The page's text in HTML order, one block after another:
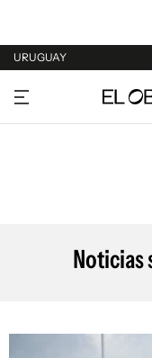
URUGUAY
URUGUAY
ARGENTINA
Noticias